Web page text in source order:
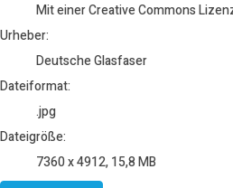
Mit einer Creative Commons
Urheber:
Deutsche Glasfaser
Dateiformat:
.jpg
Dateigröße:
7360 x 4912, 15,8 MB